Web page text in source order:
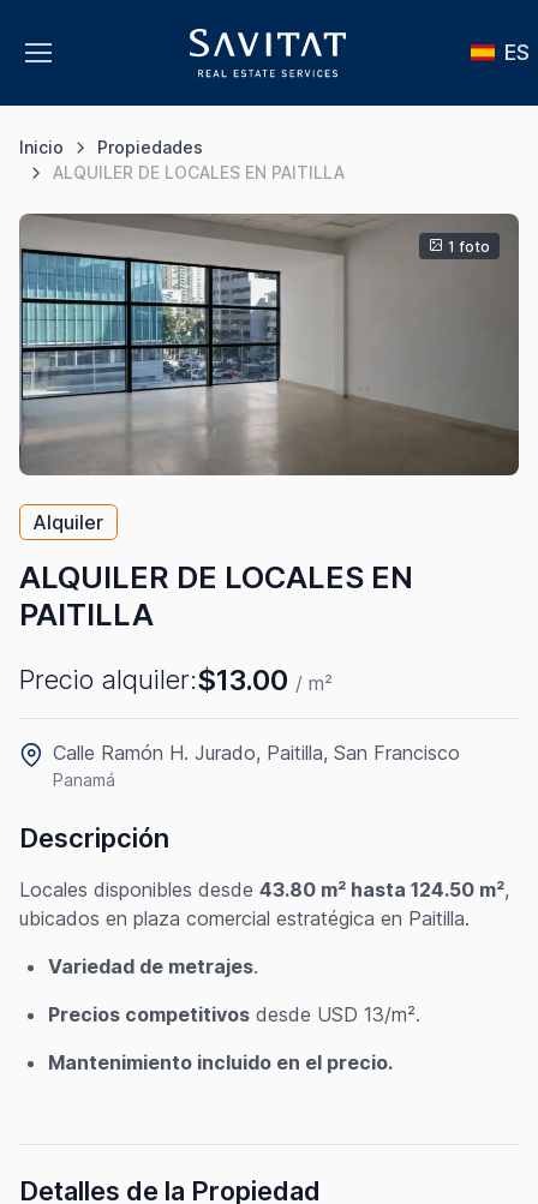
ES
Inicio
Propiedades
ALQUILER DE LOCALES EN PAITILLA
1 foto
Alquiler
ALQUILER DE LOCALES EN
PAITILLA
Precio alquiler:$13.00 / m²
Calle Ramón H. Jurado, Paitilla, San Francisco
Panamá
Descripción
Locales disponibles desde 43.80 m² hasta 124.50 m²,
ubicados en plaza comercial estratégica en Paitilla.
Variedad de metrajes.
Precios competitivos desde USD 13/m².
Mantenimiento incluido en el precio.
Detalles de la Propiedad